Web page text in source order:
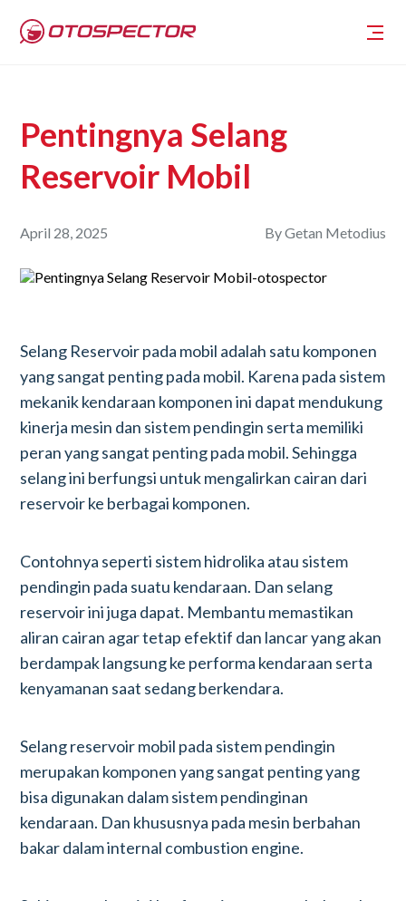
Pentingnya Selang
Reservoir Mobil
April 28, 2025 ByGetan Metodius
Selang Reservoir pada mobil adalah satu komponen
yang sangat penting pada mobil. Karena pada sistem
mekanik kendaraan komponen ini dapat mendukung
kinerja mesin dan sistem pendingin serta memiliki
peran yang sangat penting pada mobil. Sehingga
selang ini berfungsi untuk mengalirkan cairan dari
reservoir ke berbagai komponen.
Contohnya seperti sistem hidrolika atau sistem
pendingin pada suatu kendaraan. Dan selang
reservoir ini juga dapat. Membantu memastikan
aliran cairan agar tetap efektif dan lancar yang akan
berdampak langsung ke performa kendaraan serta
kenyamanan saat sedang berkendara.
Selang reservoir mobil pada sistem pendingin
merupakan komponen yang sangat penting yang
bisa digunakan dalam sistem pendinginan
kendaraan. Dan khususnya pada mesin berbahan
bakar dalam internal combustion engine.